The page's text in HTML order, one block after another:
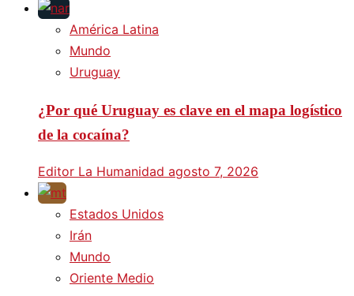
América Latina
Mundo
Uruguay
¿Por qué Uruguay es clave en el mapa logístico
de la cocaína?
Editor La Humanidad agosto 7, 2026
Estados Unidos
Irán
Mundo
Oriente Medio